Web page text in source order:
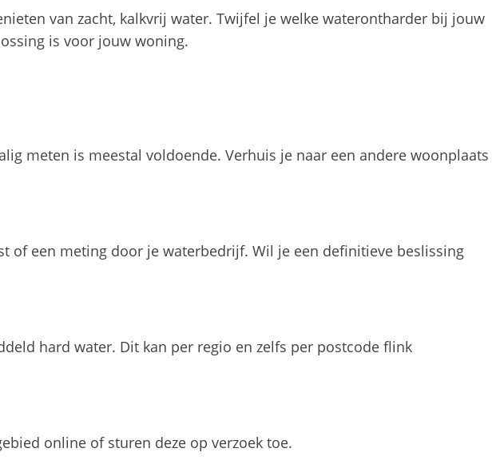
van zacht, kalkvrij water. Twijfel je welke waterontharder bij jouw
is voor jouw woning.
meten is meestal voldoende. Verhuis je naar een andere woonplaats
of een meting door je waterbedrijf. Wil je een definitieve beslissing
hard water. Dit kan per regio en zelfs per postcode flink
online of sturen deze op verzoek toe.